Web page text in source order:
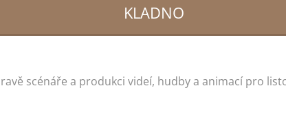
KLADNO
scénáře a produkci videí, hudby a animací pro